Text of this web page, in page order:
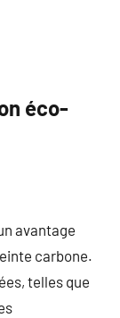
éco-
avantage
carbone.
telles que